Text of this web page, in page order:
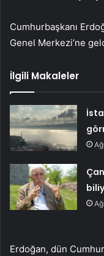
Cumhurbaşkanı
Genel Merkezi’ne
İlgili Makaleler
Erdoğan, dün